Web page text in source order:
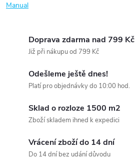
Manual
Doprava zdarma nad 799 Kč
Již při nákupu od 799 Kč
Odešleme ještě dnes!
Platí pro objednávky do 10:00 hod.
Sklad o rozloze 1500 m2
Zboží skladem ihned k expedici
Vrácení zboží do 14 dní
Do 14 dní bez udání důvodu